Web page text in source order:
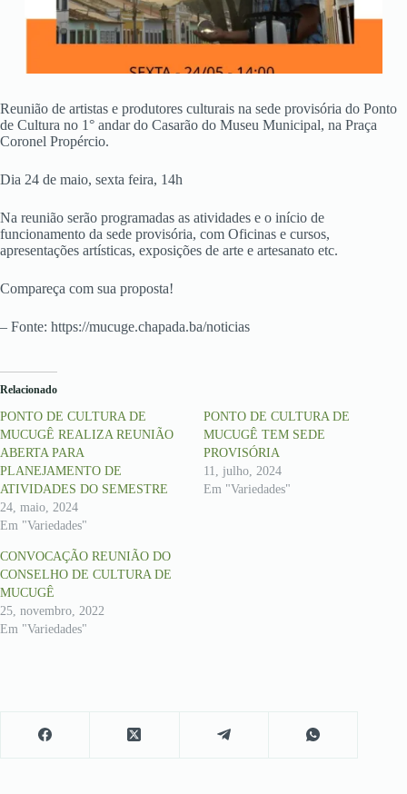
Reunião de artistas e produtores culturais na sede provisória do Ponto
de Cultura no 1° andar do Casarão do Museu Municipal, na Praça
Coronel Propércio.
Dia 24 de maio, sexta feira, 14h
Na reunião serão programadas as atividades e o início de
funcionamento da sede provisória, com Oficinas e cursos,
apresentações artísticas, exposições de arte e artesanato etc.
Compareça com sua proposta!
– Fonte: https://mucuge.chapada.ba/noticias
Relacionado
PONTO DE CULTURA DE
MUCUGÊ REALIZA REUNIÃO
ABERTA PARA
PLANEJAMENTO DE
ATIVIDADES DO SEMESTRE
24, maio, 2024
Em "Variedades"
PONTO DE CULTURA DE
MUCUGÊ TEM SEDE
PROVISÓRIA
11, julho, 2024
Em "Variedades"
CONVOCAÇÃO REUNIÃO DO
CONSELHO DE CULTURA DE
MUCUGÊ
25, novembro, 2022
Em "Variedades"